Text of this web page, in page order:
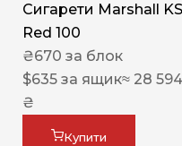
Сигарети Marshall KS
Red 100
₴670 за блок
$635 за ящик≈ 28 594
₴
Купити